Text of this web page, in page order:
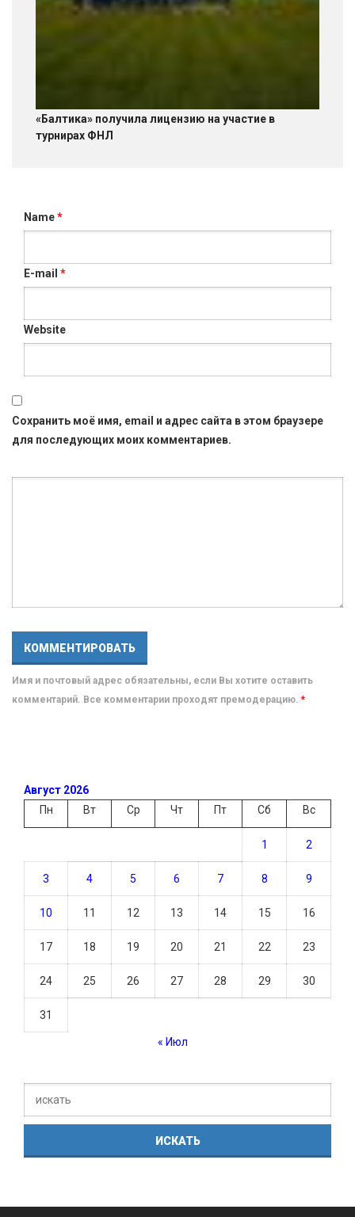
«Балтика» получила лицензию на участие в
турнирах ФНЛ
Name*
E-mail *
Website
Сохранить моё имя, email и адрес сайта в этом браузере
для последующих моих комментариев.
Имя и почтовый адрес обязательны, если Вы хотите оставить
комментарий. Все комментарии проходят премодерацию. *
Август 2026
Пн
Вт Ср Чт Пт Сб Вс
1 2
3 4 5 6 7 8 9
10 11 12 13 14 15 16
17 18 19 20 21 22 23
24 25 26 27 28 29 30
31
« Июл